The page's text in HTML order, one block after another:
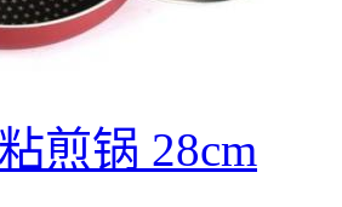
煎锅 28cm